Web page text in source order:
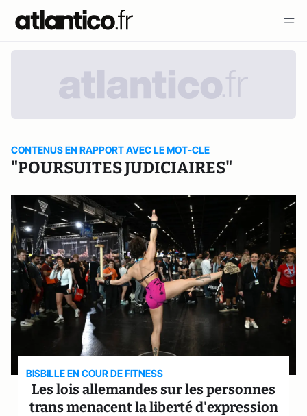
CONTENUS EN RAPPORT AVEC LE MOT-CLE
"POURSUITES JUDICIAIRES"
BISBILLE EN COUR DE FITNESS
Les lois allemandes sur les personnes
trans menacent la liberté d'expression